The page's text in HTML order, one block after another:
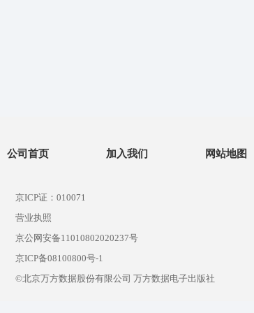
公司首页 加入我们 网站地图
京ICP证：010071
营业执照
京公网安备11010802020237号
京ICP备08100800号-1
©北京万方数据股份有限公司 万方数据电子出版社